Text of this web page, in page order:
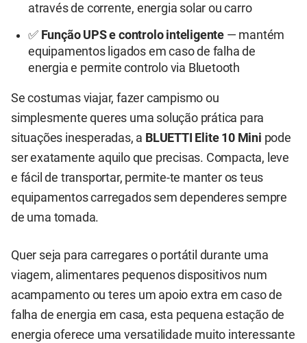
através de corrente, energia solar ou carro
✅ Função UPS e controlo inteligente — mantém
equipamentos ligados em caso de falha de
energia e permite controlo via Bluetooth
Se costumas viajar, fazer campismo ou
simplesmente queres uma solução prática para
situações inesperadas, a BLUETTI Elite 10 Mini pode
ser exatamente aquilo que precisas. Compacta, leve
e fácil de transportar, permite-te manter os teus
equipamentos carregados sem dependeres sempre
de uma tomada.
Quer seja para carregares o portátil durante uma
viagem, alimentares pequenos dispositivos num
acampamento ou teres um apoio extra em caso de
falha de energia em casa, esta pequena estação de
energia oferece uma versatilidade muito interessante